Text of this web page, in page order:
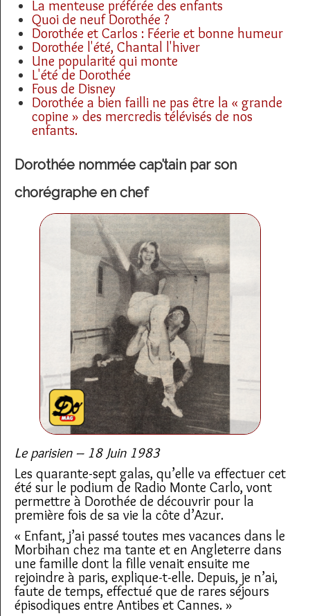
Archives TV▼
AB Hit ▼
Bonus▼
La menteuse préférée des enfants
Quoi de neuf Dorothée ?
Dorothée et Carlos : Féerie et bonne humeur
Dorothée l'été, Chantal l'hiver
Une popularité qui monte
L'été de Dorothée
Fous de Disney
Dorothée a bien failli ne pas être la « grande
copine » des mercredis télévisés de nos
enfants.
Dorothée nommée cap’tain par son
chorégraphe en chef
Le parisien – 18 Juin 1983
Les quarante-sept galas, qu’elle va effectuer cet
été sur le podium de Radio Monte Carlo, vont
permettre à Dorothée de découvrir pour la
première fois de sa vie la côte d’Azur.
« Enfant, j’ai passé toutes mes vacances dans le
Morbihan chez ma tante et en Angleterre dans
une famille dont la fille venait ensuite me
rejoindre à paris, explique-t-elle. Depuis, je n’ai,
faute de temps, effectué que de rares séjours
épisodiques entre Antibes et Cannes. »